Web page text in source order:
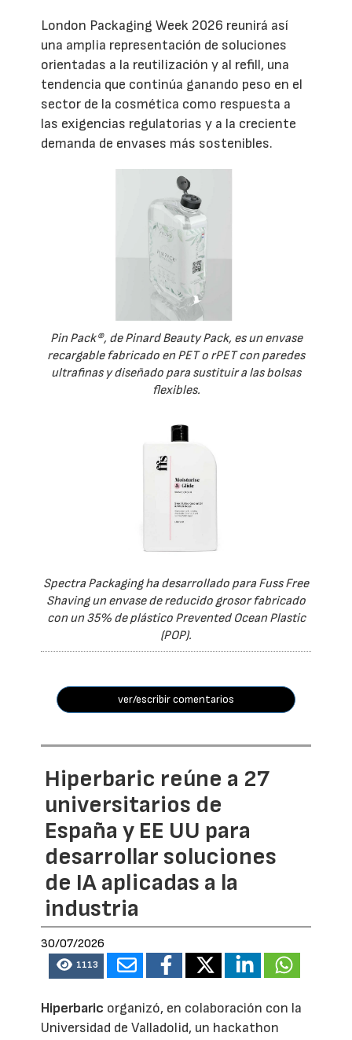
London Packaging Week 2026 reunirá así
una amplia representación de soluciones
orientadas a la reutilización y al refill, una
tendencia que continúa ganando peso en el
sector de la cosmética como respuesta a
las exigencias regulatorias y a la creciente
demanda de envases más sostenibles.
Pin Pack®, de Pinard Beauty Pack, es un envase
recargable fabricado en PET o rPET con paredes
ultrafinas y diseñado para sustituir a las bolsas
flexibles.
Spectra Packaging ha desarrollado para Fuss Free
Shaving un envase de reducido grosor fabricado
con un 35% de plástico Prevented Ocean Plastic
(POP).
ver/escribir comentarios
Hiperbaric reúne a 27
universitarios de
España y EE UU para
desarrollar soluciones
de IA aplicadas a la
industria
30/07/2026
1113
Hiperbaric organizó, en colaboración con la
Universidad de Valladolid, un hackathon